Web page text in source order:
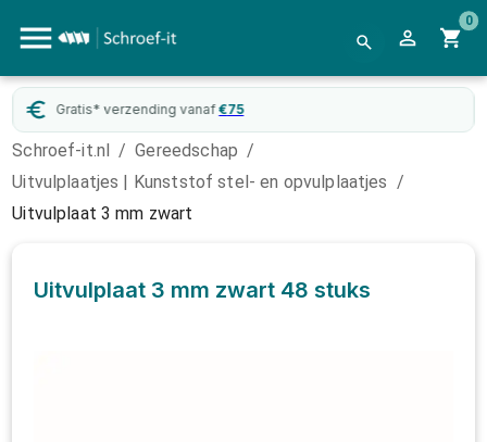
0
Gratis* verzending vanaf €75
Schroef-it.nl / Gereedschap /
Uitvulplaatjes | Kunststof stel- en opvulplaatjes /
Uitvulplaat 3 mm zwart
Uitvulplaat 3 mm zwart 48 stuks